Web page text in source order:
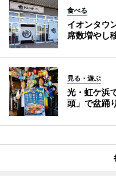
食べる
イオンタウ
席数増やし
見る・遊ぶ
光・虹ケ浜
頭」で盆踊